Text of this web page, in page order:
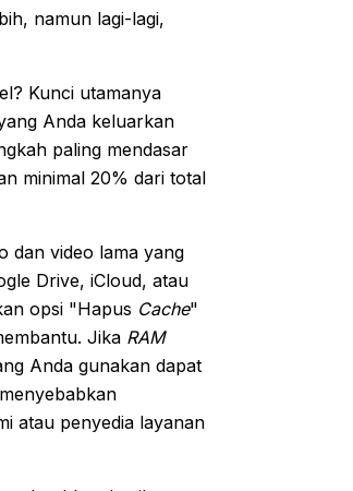
namun lagi-lagi,
Kunci utamanya
Anda keluarkan
paling mendasar
minimal 20% dari total
dan video lama yang
Drive, iCloud, atau
opsi "Hapus Cache"
Jika RAM
Anda gunakan dapat
atau penyedia layanan